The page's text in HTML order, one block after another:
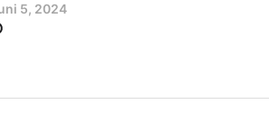
5, 2024